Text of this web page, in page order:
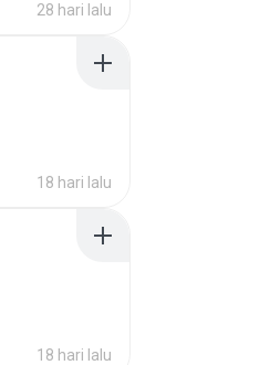
28 hari lalu
18 hari lalu
18 hari lalu